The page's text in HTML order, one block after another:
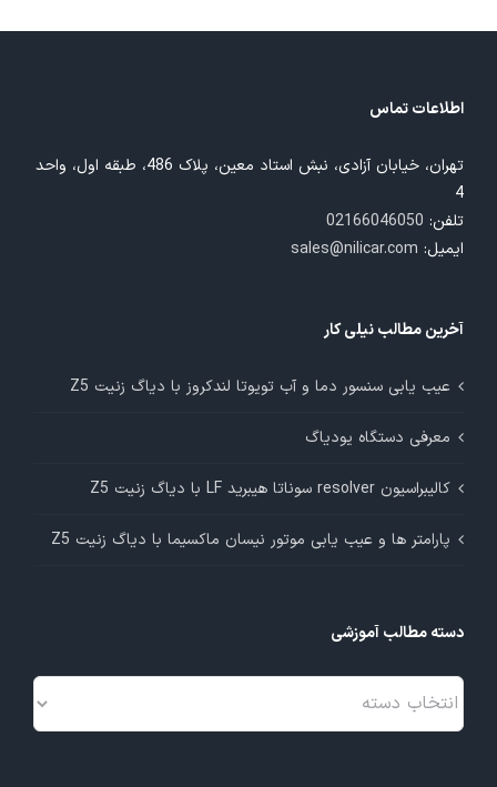
اطلاعات تماس
تهران، خیابان آزادی، نبش استاد معین، پلاک 486، طبقه اول، واحد
4
تلفن: 02166046050
ایمیل: sales@nilicar.com
آخرین مطالب نیلی کار
عیب یابی سنسور دما و آب تویوتا لندکروز با دیاگ زنیت Z5
معرفی دستگاه یودیاگ
کالیبراسیون resolver سوناتا هیبرید LF با دیاگ زنیت Z5
پارامتر ها و عیب یابی موتور نیسان ماکسیما با دیاگ زنیت Z5
دسته مطالب آموزشی
دسته